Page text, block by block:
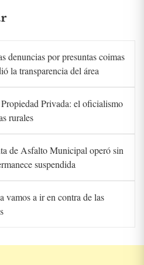
denuncias por presuntas coimas
la transparencia del área
Privada: el oficialismo
rurales
de Asfalto Municipal operó sin
suspendida
vamos a ir en contra de las